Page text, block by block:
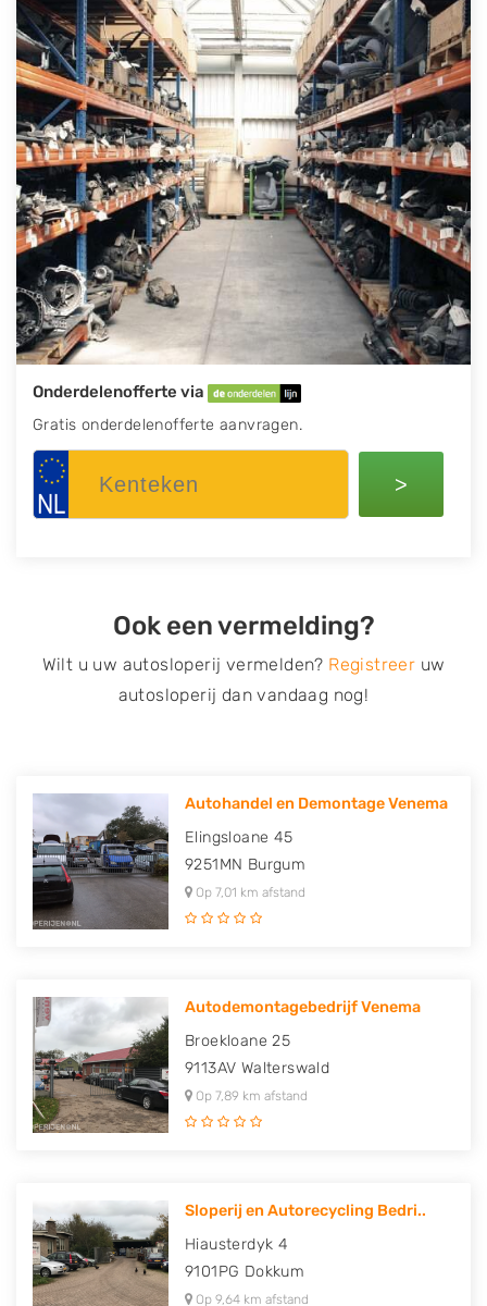
Onderdelenofferte via
Gratis onderdelenofferte aanvragen.
>
Ook een vermelding?
Wilt u uw autosloperij vermelden? Registreer uw
autosloperij dan vandaag nog!
Autohandel en Demontage Venema
Elingsloane 45
9251MN Burgum
Op 7,01 km afstand
Autodemontagebedrijf Venema
Broekloane 25
9113AV Walterswald
Op 7,89 km afstand
Sloperij en Autorecycling Bedri..
Hiausterdyk 4
9101PG Dokkum
Op 9,64 km afstand